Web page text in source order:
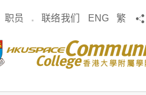
职员 联络我们 ENG 繁 分享